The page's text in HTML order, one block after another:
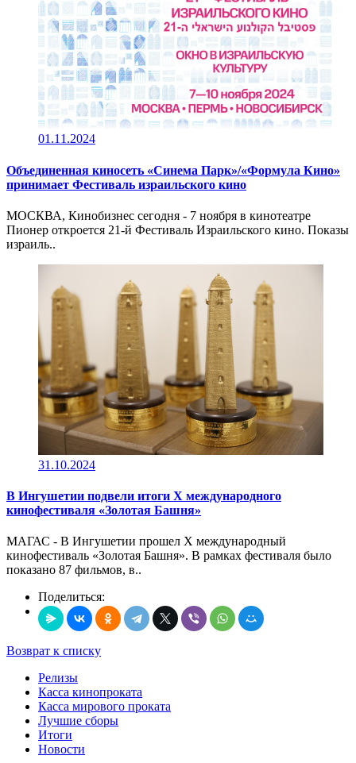
01.11.2024
Объединенная киносеть «Синема Парк»/«Формула Кино»
принимает Фестиваль израильского кино
МОСКВА, Кинобизнес сегодня - 7 ноября в кинотеатре
Пионер откроется 21-й Фестиваль Израильского кино. Показы
израиль..
31.10.2024
В Ингушетии подвели итоги X международного
кинофестиваля «Золотая Башня»
МАГАС - В Ингушетии прошел X международный
кинофестиваль «Золотая Башня». В рамках фестиваля было
показано 87 фильмов, в..
Поделиться:
Возврат к списку
Релизы
Касса кинопроката
Касса мирового проката
Лучшие сборы
Итоги
Новости